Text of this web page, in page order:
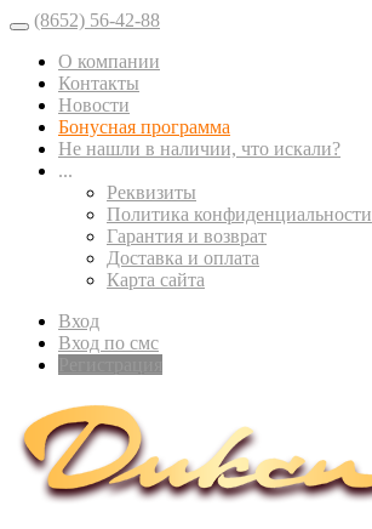
(8652) 56-42-88
О компании
Контакты
Новости
Бонусная программа
Не нашли в наличии, что искали?
...
Реквизиты
Политика конфиденциальности
Гарантия и возврат
Доставка и оплата
Карта сайта
Вход
Вход по смс